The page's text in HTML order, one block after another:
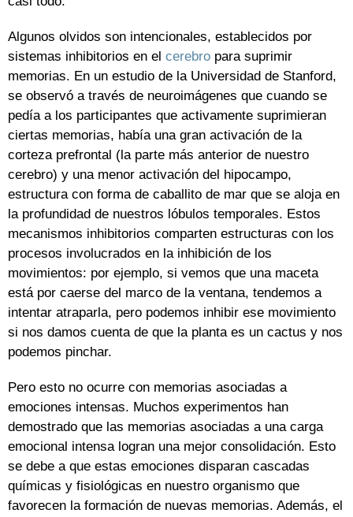
Algunos olvidos son intencionales, establecidos por
sistemas inhibitorios en el cerebro para suprimir
memorias. En un estudio de la Universidad de Stanford,
se observó a través de neuroimágenes que cuando se
pedía a los participantes que activamente suprimieran
ciertas memorias, había una gran activación de la
corteza prefrontal (la parte más anterior de nuestro
cerebro) y una menor activación del hipocampo,
estructura con forma de caballito de mar que se aloja en
la profundidad de nuestros lóbulos temporales. Estos
mecanismos inhibitorios comparten estructuras con los
procesos involucrados en la inhibición de los
movimientos: por ejemplo, si vemos que una maceta
está por caerse del marco de la ventana, tendemos a
intentar atraparla, pero podemos inhibir ese movimiento
si nos damos cuenta de que la planta es un cactus y nos
podemos pinchar.
Pero esto no ocurre con memorias asociadas a
emociones intensas. Muchos experimentos han
demostrado que las memorias asociadas a una carga
emocional intensa logran una mejor consolidación. Esto
se debe a que estas emociones disparan cascadas
químicas y fisiológicas en nuestro organismo que
favorecen la formación de nuevas memorias. Además, el